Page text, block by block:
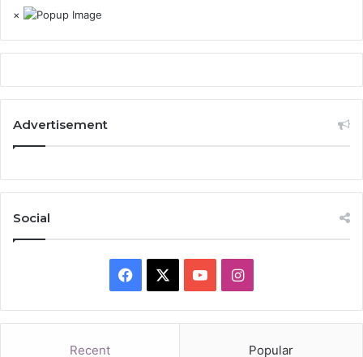
×
Advertisement
Social
Facebook YouTubeInstagram
Recent Popular